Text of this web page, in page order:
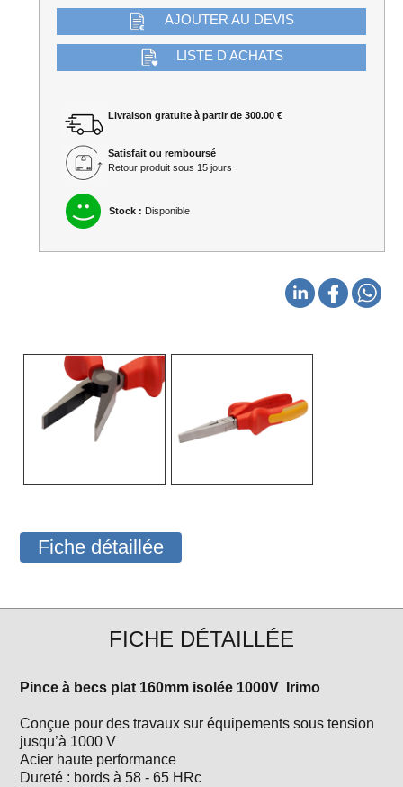
AJOUTER AU DEVIS
LISTE D'ACHATS
Livraison gratuite à partir de 300.00 €
Satisfait ou remboursé
Retour produit sous 15 jours
Stock : Disponible
Fiche détaillée
FICHE DÉTAILLÉE
Pince à becs plat 160mm isolée 1000V Irimo
Conçue pour des travaux sur équipements sous tension
jusqu’à 1000 V
Acier haute performance
Dureté : bords à 58 - 65 HRc